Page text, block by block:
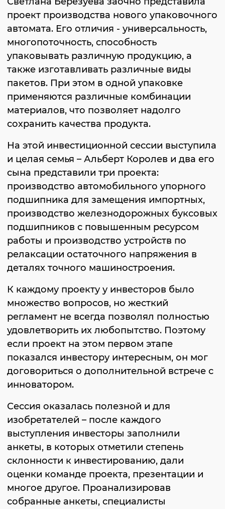
проект производства нового упаковочного
автомата. Его отличия - универсальность,
многопоточность, способность
упаковывать различную продукцию, а
также изготавливать различные виды
пакетов. При этом в одной упаковке
применяются различные комбинации
материалов, что позволяет надолго
сохранить качества продукта.
На этой инвестиционной сессии выступила
и целая семья – Альберт Королев и два его
сына представили три проекта:
производство автомобильного упорного
подшипника для замещения импортных,
производство железнодорожных буксовых
подшипников с повышенным ресурсом
работы и производство устройств по
релаксации остаточного напряжения в
деталях точного машиностроения.
К каждому проекту у инвесторов было
множество вопросов, но жесткий
регламент не всегда позволял полностью
удовлетворить их любопытство. Поэтому
если проект на этом первом этапе
показался инвестору интересным, он мог
договориться о дополнительной встрече с
инноватором.
Сессия оказалась полезной и для
изобретателей – после каждого
выступления инвесторы заполнили
анкеты, в которых отметили степень
склонности к инвестированию, дали
оценки команде проекта, презентации и
многое другое. Проанализировав
собранные анкеты, специалисты